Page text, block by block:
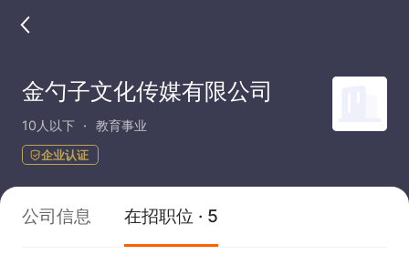
金勺子文化传媒有限公司
10人以下 教育事业
企业认证
公司信息 在招职位 · 5